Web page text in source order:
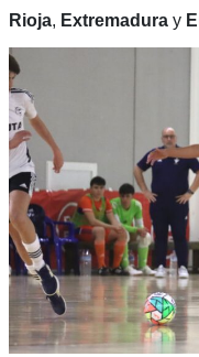
Rioja, Extremaduray